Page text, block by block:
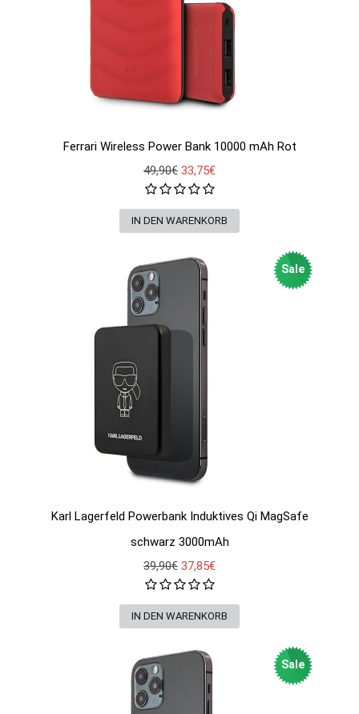
Ferrari Wireless Power Bank 10000 mAh Rot
49,90€ 33,75€
Sale
Karl Lagerfeld Powerbank Induktives Qi MagSafe
schwarz 3000mAh
39,90€ 37,85€
Sale